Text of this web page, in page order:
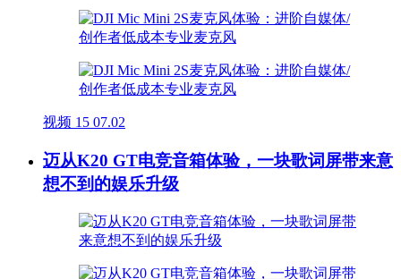
视频 15 07.02
迈从K20 GT电竞音箱体验，一块歌词屏带来意
想不到的娱乐升级